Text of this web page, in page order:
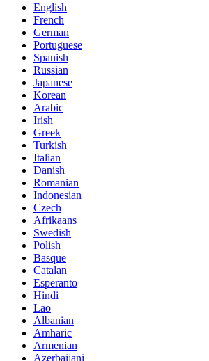
English
French
German
Portuguese
Spanish
Russian
Japanese
Korean
Arabic
Irish
Greek
Turkish
Italian
Danish
Romanian
Indonesian
Czech
Afrikaans
Swedish
Polish
Basque
Catalan
Esperanto
Hindi
Lao
Albanian
Amharic
Armenian
Azerbaijani